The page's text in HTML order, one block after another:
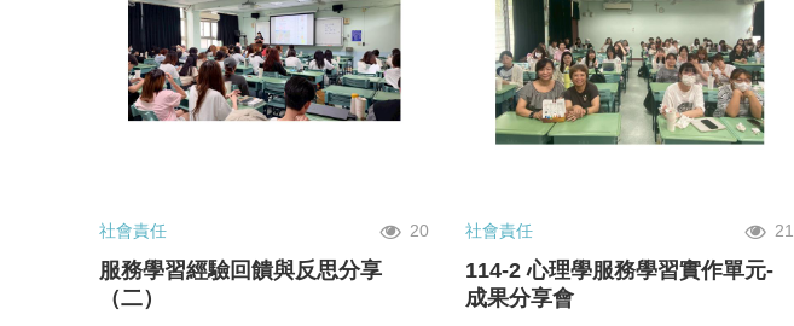
社會責任 20
服務學習經驗回饋與反思分享
（二）
社會責任 21
114-2 心理學服務學習實作單元-
成果分享會